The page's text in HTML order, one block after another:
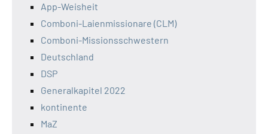
App-Weisheit
Comboni-Laienmissionare (CLM)
Comboni-Missionsschwestern
Deutschland
DSP
Generalkapitel 2022
kontinente
MaZ